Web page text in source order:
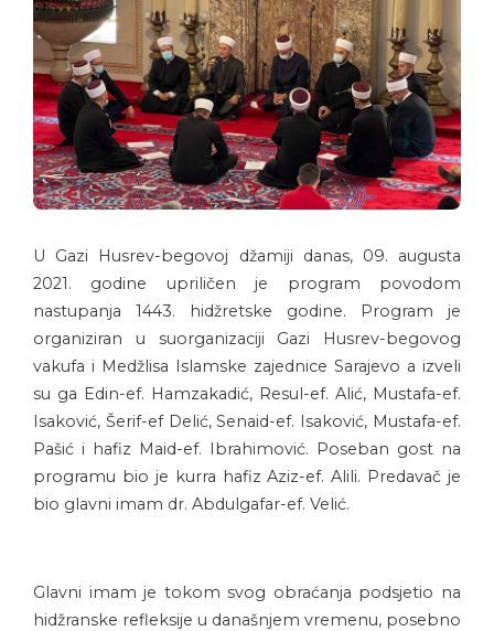
U Gazi Husrev-begovoj džamiji danas, 09. augusta
2021. godine upriličen je program povodom
nastupanja 1443. hidžretske godine. Program je
organiziran u suorganizaciji Gazi Husrev-begovog
vakufa i Medžlisa Islamske zajednice Sarajevo a izveli
su ga Edin-ef. Hamzakadić, Resul-ef. Alić, Mustafa-ef.
Isaković, Šerif-ef Delić, Senaid-ef. Isaković, Mustafa-ef.
Pašić i hafiz Maid-ef. Ibrahimović. Poseban gost na
programu bio je kurra hafiz Aziz-ef. Alili. Predavač je
bio glavni imam dr. Abdulgafar-ef. Velić.
Glavni imam je tokom svog obraćanja podsjetio na
hidžranske refleksije u današnjem vremenu, posebno